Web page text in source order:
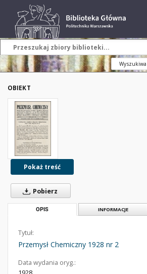
OBIEKT
Pokaż treść
Pobierz
OPIS INFORMACJE
Tytuł:
Przemysł Chemiczny 1928 nr 2
Data wydania oryg.: